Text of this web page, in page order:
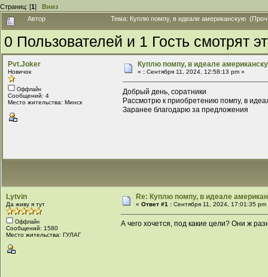
Страниц: [1] Вниз
Автор
Тема: Куплю помпу, в идеале американскую
0 Пользователей и 1 Гость смотрят
Pvt.Joker
Новичок
Оффлайн
Сообщений: 4
Место жительства: Минск
Куплю помпу, в идеале
« : Сентября 11, 2024, 12:58:13 pm »
Добрый день, соратники
Рассмотрю к приобретению помпу, в
Заранее благодарю за предложения
Lytvin
Да живу я тут
Оффлайн
Сообщений: 1580
Место жительства: ГУЛАГ
Re: Куплю помпу, в идеале
«Ответ #1 : Сентября 11, 2024, 17:01:35 pm
А чего хочется, под какие цели? Они ж